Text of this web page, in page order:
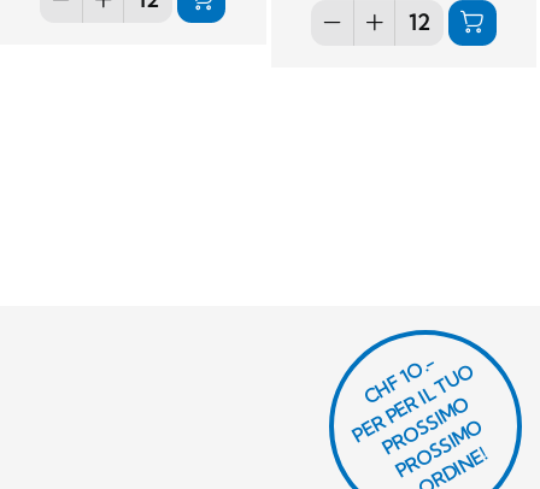
CHF 1O.-
P
E
R
P
E
R I
L
T
U
O
P
R
O
S
SI
M
O
P
R
O
S
SI
M
O
O
R
DI
N
E!